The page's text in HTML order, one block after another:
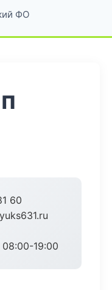
ФО
60
19:00